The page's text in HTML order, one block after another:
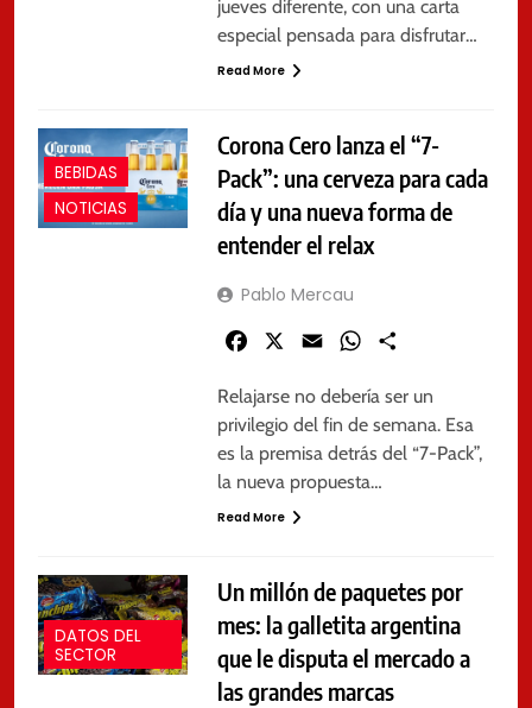
jueves diferente, con una carta
especial pensada para disfrutar…
Read More
BEBIDAS
NOTICIAS
Corona Cero lanza el “7-
Pack”: una cerveza para cada
día y una nueva forma de
entender el relax
Pablo Mercau
Facebook Email WhatsApp
Relajarse no debería ser un
privilegio del fin de semana. Esa
es la premisa detrás del “7-Pack”,
la nueva propuesta…
Read More
DATOS DEL
SECTOR
Un millón de paquetes por
mes: la galletita argentina
que le disputa el mercado a
las grandes marcas